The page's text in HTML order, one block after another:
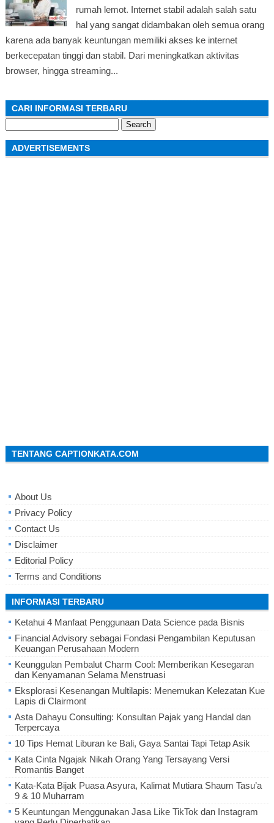
rumah lemot. Internet stabil adalah salah satu
hal yang sangat didambakan oleh semua orang
karena ada banyak keuntungan memiliki akses ke internet
berkecepatan tinggi dan stabil. Dari meningkatkan aktivitas
browser, hingga streaming...
CARI INFORMASI TERBARU
for:
ADVERTISEMENTS
TENTANG CAPTIONKATA.COM
About Us
Privacy Policy
Contact Us
Disclaimer
Editorial Policy
Terms and Conditions
INFORMASI TERBARU
Ketahui 4 Manfaat Penggunaan Data Science pada Bisnis
Financial Advisory sebagai Fondasi Pengambilan Keputusan
Keuangan Perusahaan Modern
Keunggulan Pembalut Charm Cool: Memberikan Kesegaran
dan Kenyamanan Selama Menstruasi
Eksplorasi Kesenangan Multilapis: Menemukan Kelezatan Kue
Lapis di Clairmont
Asta Dahayu Consulting: Konsultan Pajak yang Handal dan
Terpercaya
10 Tips Hemat Liburan ke Bali, Gaya Santai Tapi Tetap Asik
Kata Cinta Ngajak Nikah Orang Yang Tersayang Versi
Romantis Banget
Kata-Kata Bijak Puasa Asyura, Kalimat Mutiara Shaum Tasu’a
9 & 10 Muharram
5 Keuntungan Menggunakan Jasa Like TikTok dan Instagram